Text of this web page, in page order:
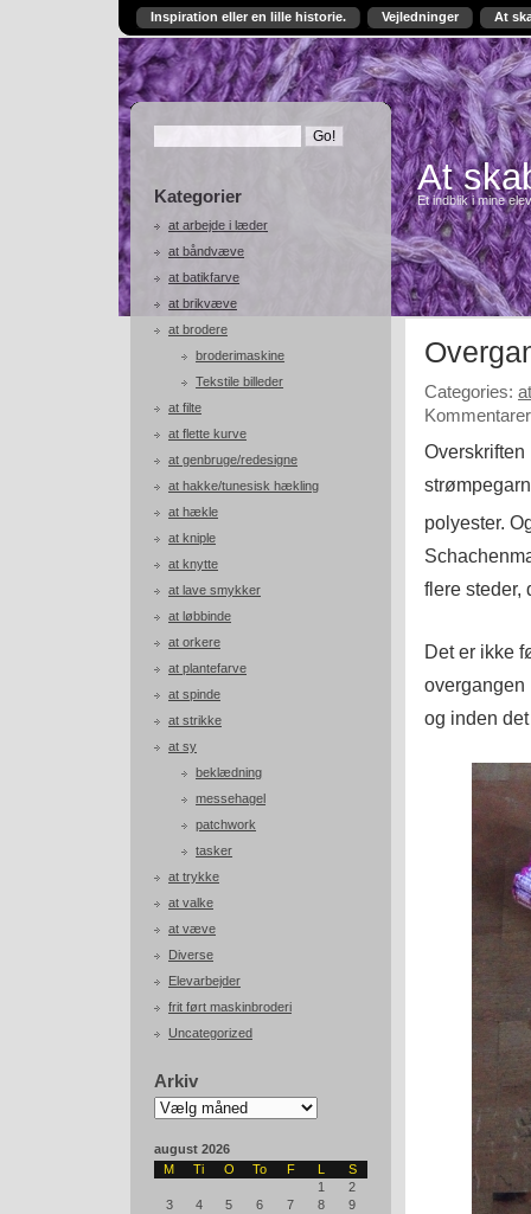
Inspiration eller en lille historie. Vejledninger At
Kategorier
at arbejde i læder
at båndvæve
at batikfarve
at brikvæve
at brodere
broderimaskine
Tekstile billeder
at filte
at flette kurve
at genbruge/redesigne
at hakke/tunesisk hækling
at hækle
at kniple
at knytte
at lave smykker
at løbbinde
at orkere
at plantefarve
at spinde
at strikke
at sy
beklædning
messehagel
patchwork
tasker
at trykke
at valke
at væve
Diverse
Elevarbejder
frit ført maskinbroderi
Uncategorized
Arkiv
Arkiv
august 2026
M
Ti O To F L
S
1
2
3
4 5 6 7 8
9
At
Et indblik i mine
Categories:
Overskriften
polyester.
flere steder,
Det er ikke
overgangen
og inden